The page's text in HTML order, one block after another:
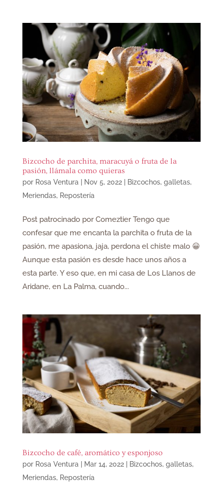
Bizcocho de parchita, maracuyá o fruta de la
pasión, llámala como quieras
por Rosa Ventura Nov 5, 2022| Bizcochos, galletas,
Meriendas, Repostería
Post patrocinado por Comeztier Tengo que
confesar que me encanta la parchita o fruta de la
pasión, me apasiona, jaja, perdona el chiste malo 😀
Aunque esta pasión es desde hace unos años a
esta parte. Y eso que, en mi casa de Los Llanos de
Aridane, en La Palma, cuando...
Bizcocho de café, aromático y esponjoso
por Rosa Ventura Mar 14, 2022| Bizcochos, galletas,
Meriendas, Repostería